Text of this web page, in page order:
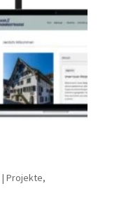
| Projekte,